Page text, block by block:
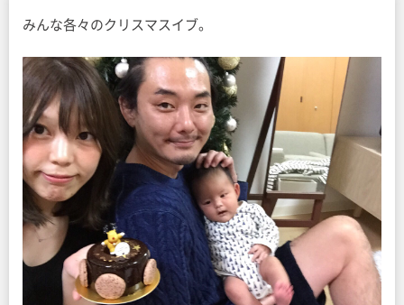
みんな各々のクリスマスイブ。